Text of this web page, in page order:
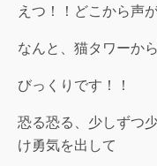
えつ！！どこから声
なんと、猫タワーか
びっくりです！！
恐る恐る、少しずつ
け勇気を出して